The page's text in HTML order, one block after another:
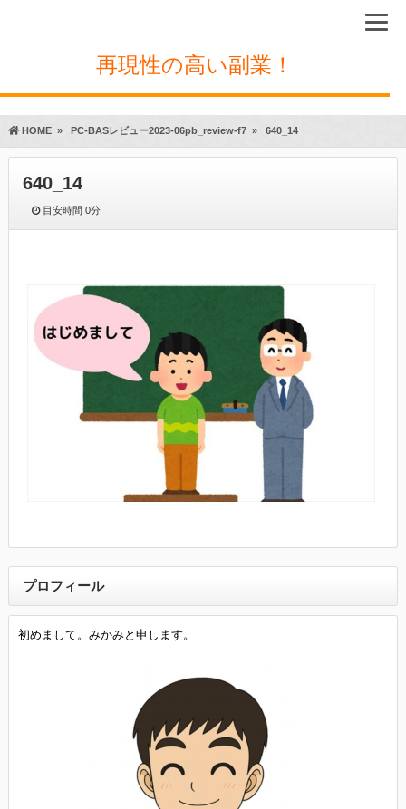
再現性の高い副業！
HOME» PC-BASレビュー2023-06pb_review-f7» 640_14
640_14
目安時間0分
プロフィール
初めまして。みかみと申します。